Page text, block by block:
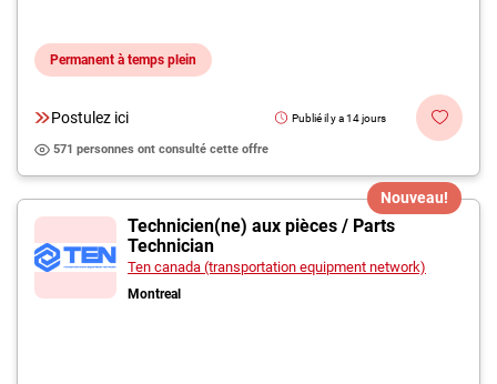
Ma boîte à outils
Métiers
Info génie
Inscrivez-vous à l'infolettre
Employeurs
Permanent à temps plein
Postulez ici Publié il y a 14 jours
571 personnes ont consulté cette offre
Nouveau!
Technicien(ne) aux pièces / Parts
Technician
Ten canada (transportation equipment network)
Montreal